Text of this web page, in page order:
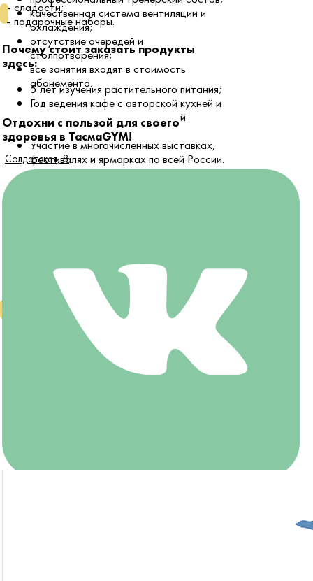
— сладости;
— подарочные наборы.
Почему стоит заказать продукты
здесь:
5 лет изучения растительного питания;
Год ведения кафе c авторской кухней и
уникальным интерьером ручной
работы;
Участие в многочисленных выставках,
фестивалях и ярмарках по всей России.
качественная система вентиляции и
охлаждения;
отсутствие очередей и
столпотворения;
все занятия входят в стоимость
абонемента.
Отдохни с пользой для своего
здоровья в ТасмаGYM!
Солдатская, 8